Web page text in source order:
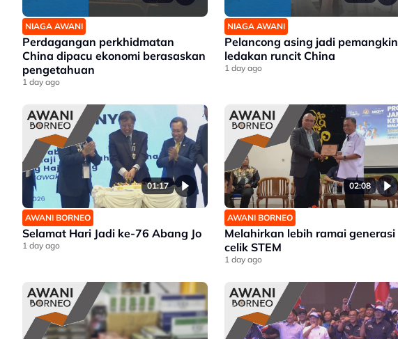
NIAGA AWANI
Perdagangan perkhidmatan
China dipacu ekonomi berasaskan
pengetahuan
1 day ago
NIAGA AWANI
Pelancong asing jadi pemangkin
ledakan runcit China
1 day ago
01:17
AWANI BORNEO
Selamat Hari Jadi ke-76 Abang Jo
1 day ago
02:08
AWANI BORNEO
Melahirkan lebih ramai generasi
celik STEM
1 day ago